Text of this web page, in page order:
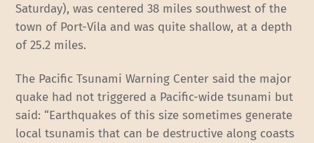
Saturday), was centered 38 miles southwest of the
town of Port-Vila and was quite shallow, at a depth
of 25.2 miles.
The Pacific Tsunami Warning Center said the major
quake had not triggered a Pacific-wide tsunami but
said: “Earthquakes of this size sometimes generate
local tsunamis that can be destructive along coasts